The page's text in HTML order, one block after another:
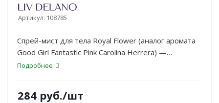
Артикул: 108785
Спрей-мист для тела Royal Flower (аналог аромата
Good Girl Fantastic Pink Carolina Herrera) —
женственный и притягательный аромат для
Подробнее
284 руб./шт